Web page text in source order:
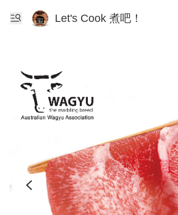
Let's Cook 煮吧！